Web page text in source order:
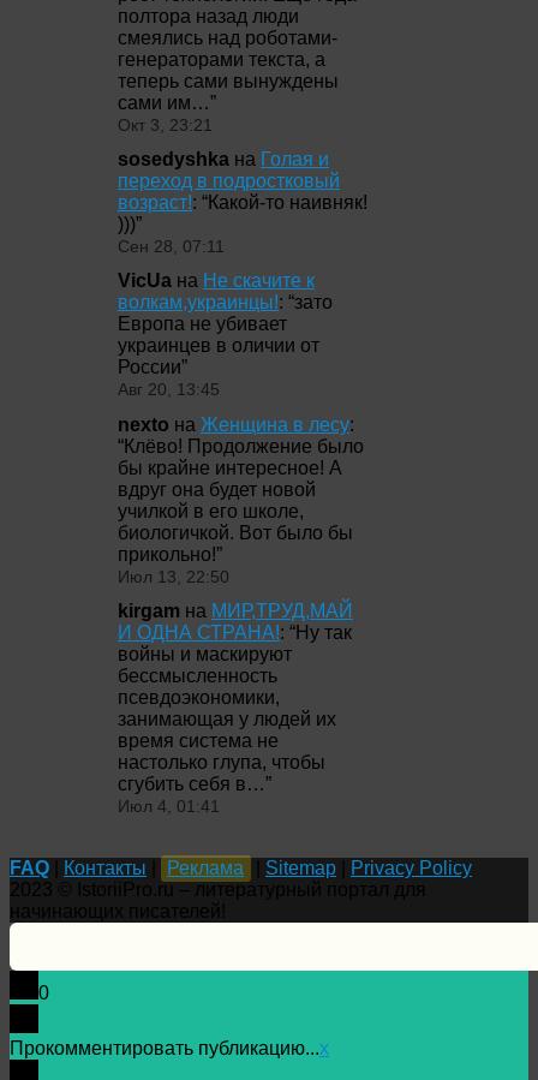
полтора назад люди
смеялись над роботами-
генераторами текста, а
теперь сами вынуждены
сами им…”
Окт 3, 23:21
sosedyshka на Голая и
переход в подростковый
возраст!: “Какой-то наивняк!
)))”
Сен 28, 07:11
VicUa на Не скачите к
волкам,украинцы!: “зато
Европа не убивает
украинцев в оличии от
России”
Авг 20, 13:45
nexto на Женщина в лесу:
“Клёво! Продолжение было
бы крайне интересное! А
вдруг она будет новой
училкой в его школе,
биологичкой. Вот было бы
прикольно!”
Июл 13, 22:50
kirgam на МИР,ТРУД,МАЙ
И ОДНА СТРАНА!: “Ну так
войны и маскируют
бессмысленность
псевдоэкономики,
занимающая у людей их
время система не
настолько глупа, чтобы
сгубить себя в…”
Июл 4, 01:41
FAQ Контакты Реклама Sitemap
Privacy Policy
0
Прокомментировать публикацию...x